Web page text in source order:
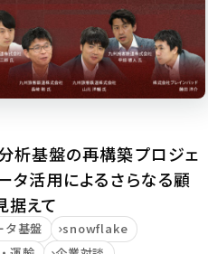
析基盤の再構築プロジェ
タ活用によるさらなる顧
据えて
タ基盤
snowflake